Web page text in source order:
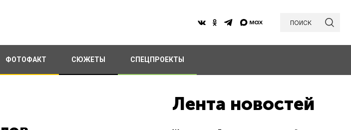
поиск
ФОТОФАКТ СЮЖЕТЫ СПЕЦПРОЕКТЫ
Лента новостей